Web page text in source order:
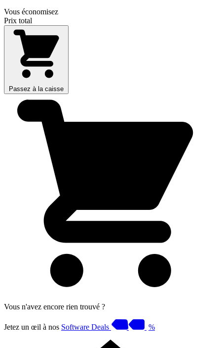
Vous économisez
Prix total
Passez à la caisse
Vous n'avez encore rien trouvé ?
Jetez un œil à nos Software Deals %